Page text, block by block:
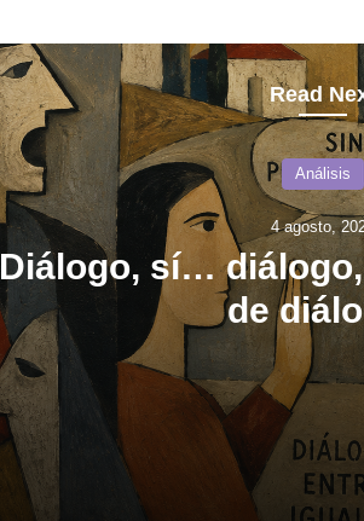
Read
Análisis
4 agosto,
Diálogo, sí…
de
4 agosto, 2026
Diálogo, sí… diálogo, no… ¡Hablemos